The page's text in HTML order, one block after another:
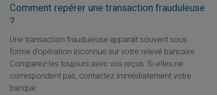
Comment repérer une transaction frauduleuse
?
Une transaction frauduleuse apparaît souvent sous
forme d'opération inconnue sur votre relevé bancaire.
Comparez-les toujours avec vos reçus. Si elles ne
correspondent pas, contactez immédiatement votre
banque.